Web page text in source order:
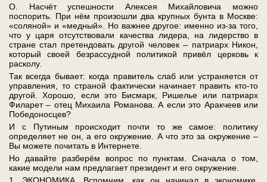
О. Насчёт успешности Алексея Михайловича можно
поспорить. При нём произошли два крупных бунта в Москве:
«соляной» и «медный». Но важнее другое: именно из-за того,
что у царя отсутствовали качества лидера, на лидерство в
стране стал претендовать другой человек – патриарх Никон,
который своей безрассудной политикой привёл церковь к
расколу.
Так всегда бывает: когда правитель слаб или устраняется от
управления, то страной фактически начинает править кто-то
другой. Хорошо, если это Бисмарк, Ришелье или патриарх
Филарет – отец Михаила Романова. А если это Аракчеев или
Победоносцев?
И с Путиным происходит почти то же самое: политику
определяет не он, а его окружение. А что это за окружение –
Вы можете почитать в Интернете.
Но давайте разберём вопрос по пунктам. Сначала о том,
какие модели нам предлагает президент и его окружение.